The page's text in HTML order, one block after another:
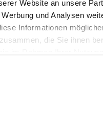
Website an unsere
und Analysen
Informationen
die Sie ihnen
Events immer up-to-
Informationen!